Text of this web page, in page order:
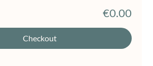
€0.00
Checkout